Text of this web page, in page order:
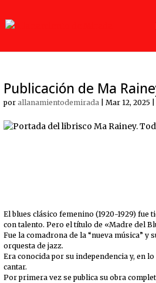
Publicación de Ma
porallanamientodemirada |Mar 12, 2025
El blues clásico femenino (1920-1929) fue
con talento. Pero el título de «Madre del
Fue la comadrona de la “nueva música”
orquesta de jazz.
Era conocida por su independencia y, en
cantar.
Por primera vez se publica su obra